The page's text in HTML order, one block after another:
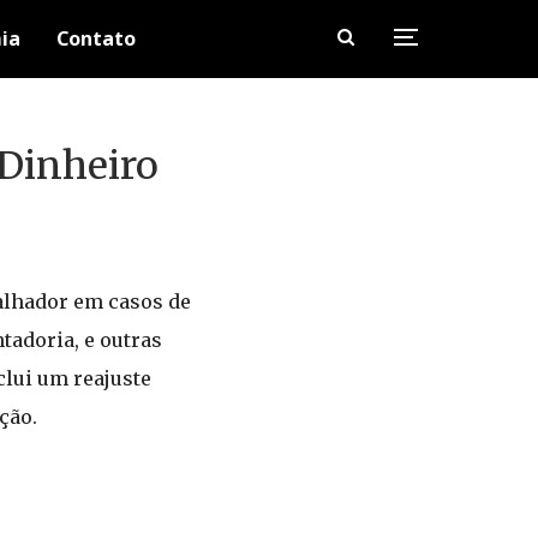
Contato
em casos de
e outras
um reajuste